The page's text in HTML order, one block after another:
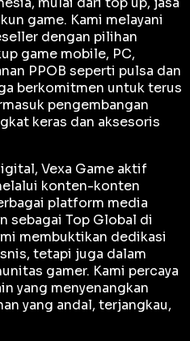
game. Kami melayani
dengan pilihan
game mobile, PC,
PPOB seperti pulsa dan
berkomitmen untuk terus
pengembangan
keras dan aksesoris
Vexa Game aktif
konten-konten
platform media
sebagai Top Global di
membuktikan dedikasi
tetapi juga dalam
gamer. Kami percaya
yang menyenangkan
yang andal, terjangkau,